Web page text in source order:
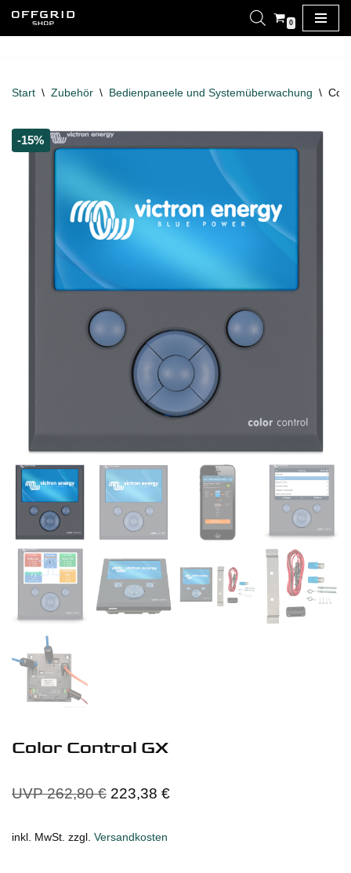
0
Start \ Zubehör \ Bedienpaneele und Systemüberwachung \
-15%
Color Control GX
UVP262,80€ 223,38 €
inkl. MwSt. zzgl. Versandkosten